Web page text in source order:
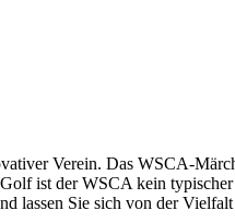
Verein. Das WSCA-
ist der WSCA kein
lassen Sie sich von der